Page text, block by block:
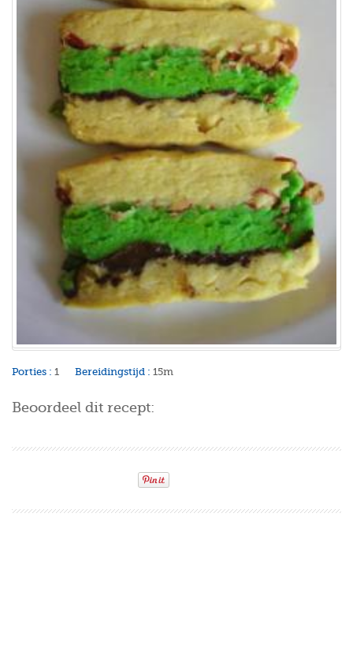
Porties : 1 Bereidingstijd : 15m
Beoordeel dit recept: